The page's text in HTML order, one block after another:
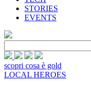
STORIES
EVENTS
scopri cosa è gold
LOCAL HEROES